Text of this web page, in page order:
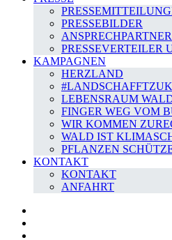
PRESSEBILDER
ANSPRECHPARTNER
PRESSEVERTEILER
KAMPAGNEN
HERZLAND
LEBENSRAUM
FINGER WEG VOM
WIR KOMMEN
WALD IST
PFLANZEN
KONTAKT
KONTAKT
ANFAHRT